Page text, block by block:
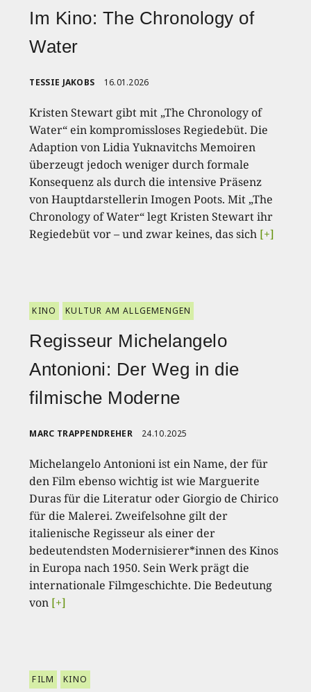
Im Kino: The Chronology of
Water
TESSIE JAKOBS 16.01.2026
Kristen Stewart gibt mit „The Chronology of
Water“ ein kompromissloses Regiedebüt. Die
Adaption von Lidia Yuknavitchs Memoiren
überzeugt jedoch weniger durch formale
Konsequenz als durch die intensive Präsenz
von Hauptdarstellerin Imogen Poots. Mit „The
Chronology of Water“ legt Kristen Stewart ihr
Regiedebüt vor – und zwar keines, das sich [+]
KINO KULTUR AM ALLGEMENGEN
Regisseur Michelangelo
Antonioni: Der Weg in die
filmische Moderne
MARC TRAPPENDREHER 24.10.2025
Michelangelo Antonioni ist ein Name, der für
den Film ebenso wichtig ist wie Marguerite
Duras für die Literatur oder Giorgio de Chirico
für die Malerei. Zweifelsohne gilt der
italienische Regisseur als einer der
bedeutendsten Modernisierer*innen des Kinos
in Europa nach 1950. Sein Werk prägt die
internationale Filmgeschichte. Die Bedeutung
von [+]
FILM KINO